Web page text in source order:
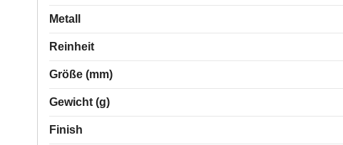
Metall
Reinheit
Größe (mm)
Gewicht (g)
Finish